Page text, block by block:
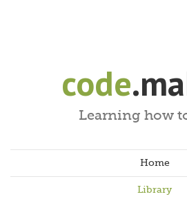
code
Learning how
Home
Library